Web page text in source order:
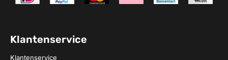
Klantenservice
Klantenservice